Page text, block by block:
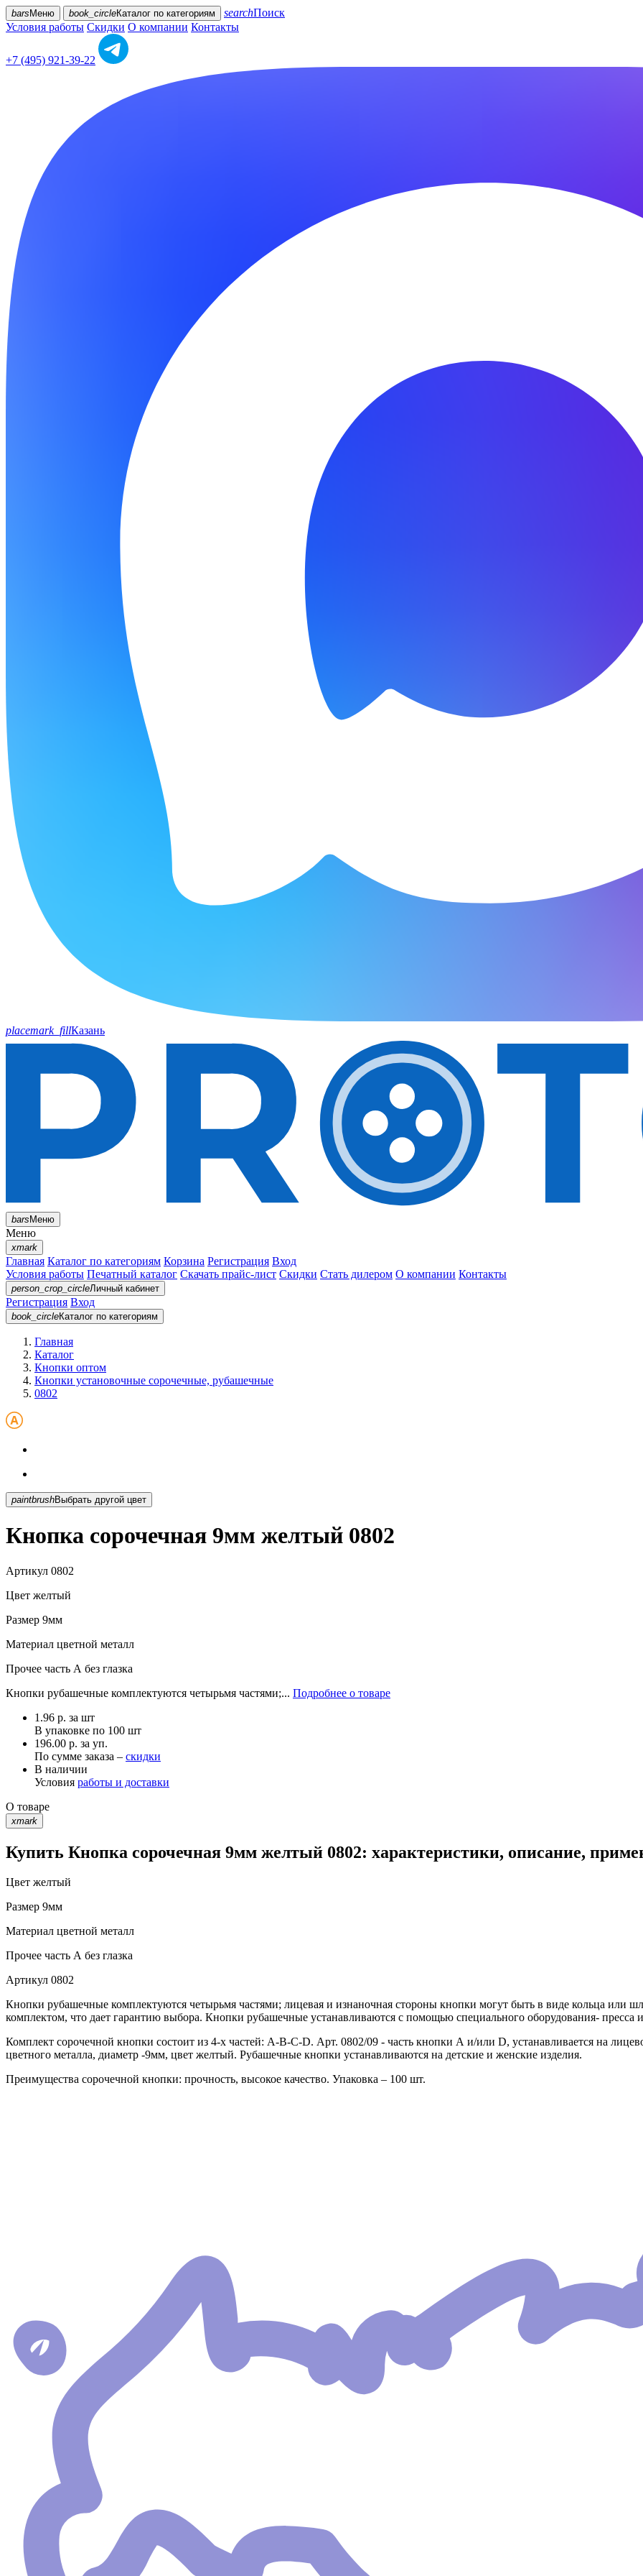
bars Меню book_circleКаталог по категориям searchПоиск
Условия работы Скидки О компании Контакты
+7 (495) 921-39-22
placemark_fillКазань
barsМеню
Меню
xmark
Главная Каталог по категориям Корзина Регистрация Вход
Условия работы Печатный каталог Скачать прайс-лист Скидки Стать дилером О компании Контакты
person_crop_circleЛичный кабинет
Регистрация Вход
book_circleКаталог по категориям
Главная
Каталог
Кнопки оптом
Кнопки установочные сорочечные, рубашечные
0802
paintbrush Выбрать другой цвет
Кнопка сорочечная 9мм желтый 0802
Артикул 0802
Цвет желтый
Размер 9мм
Материал цветной металл
Прочее часть А без глазка
Кнопки рубашечные комплектуются четырьмя частями;... Подробнее о товаре
1.96 р. за шт
В упаковке по 100 шт
196.00 р. за уп.
По сумме заказа – скидки
В наличии
Условия работы и доставки
О товаре
xmark
Купить Кнопка сорочечная 9мм желтый 0802: характеристики, описание,
Цвет желтый
Размер 9мм
Материал цветной металл
Прочее часть А без глазка
Артикул 0802
Кнопки рубашечные комплектуются четырьмя частями; лицевая и изнаночная стороны кнопки могут быть в виде кольца или
комплектом, что дает гарантию выбора. Кнопки рубашечные устанавливаются с помощью специального оборудования- пресса
Комплект сорочечной кнопки состоит из 4-х частей: А-В-С-D. Арт. 0802/09 - часть кнопки А и/или D, устанавливается на
цветного металла, диаметр -9мм, цвет желтый. Рубашечные кнопки устанавливаются на детские и женские изделия.
Преимущества сорочечной кнопки: прочность, высокое качество. Упаковка – 100 шт.